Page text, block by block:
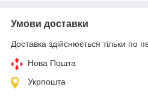
Умови доставки
Доставка здійснюється тільки по
Нова Пошта
Укрпошта